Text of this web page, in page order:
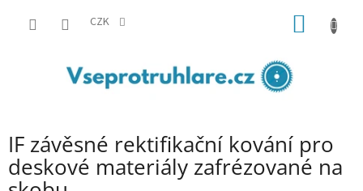
CZK
IF závěsné rektifikační kování pro
deskové materiály zafrézované na